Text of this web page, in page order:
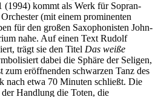
kommt als Werk für Sopran-
(mit einem prominenten
für den großen Saxophonisten John-
nahe. Auf einen Text Rudolf
trägt sie den Titel Das weiße
dabei die Sphäre der Seligen,
eröffnenden schwarzen Tanz des
nach etwa 70 Minuten schließt. Die
Handlung die Toten, die